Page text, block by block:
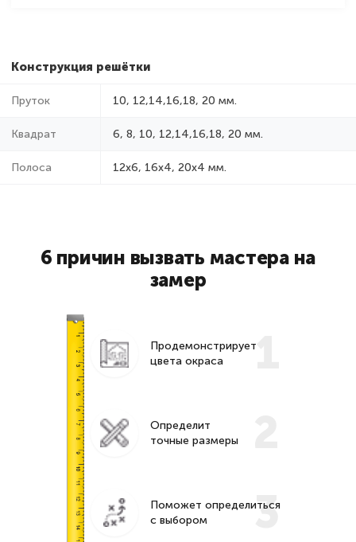
Конструкция решётки
Пруток 10, 12,14,16,18, 20 мм.
Квадрат 6, 8, 10, 12,14,16,18, 20 мм.
Полоса 12x6, 16x4, 20x4 мм.
6 причин вызвать мастера на
замер
1
Продемонстрирует
цвета окраса
Определит
точные размеры
3
Поможет определиться
с выбором